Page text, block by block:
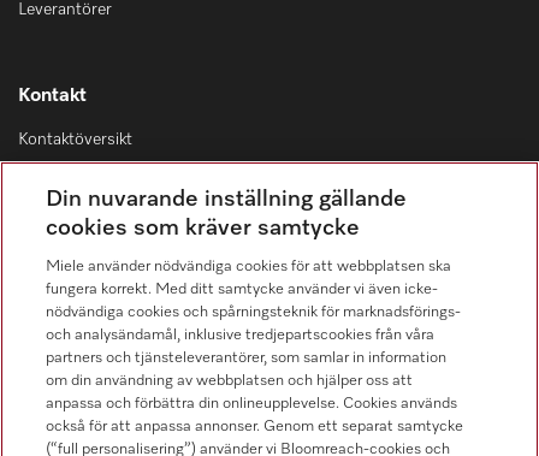
Leverantörer
Kontakt
Kontaktöversikt
08-562 29 800
Hitta återförsäljare
Din nuvarande inställning gällande
cookies som kräver samtycke
Miele använder nödvändiga cookies för att webbplatsen ska
fungera korrekt. Med ditt samtycke använder vi även icke-
nödvändiga cookies och spårningsteknik för marknadsförings-
och analysändamål, inklusive tredjepartscookies från våra
partners och tjänsteleverantörer, som samlar in information
om din användning av webbplatsen och hjälper oss att
anpassa och förbättra din onlineupplevelse. Cookies används
också för att anpassa annonser. Genom ett separat samtycke
(“full personalisering”) använder vi Bloomreach-cookies och